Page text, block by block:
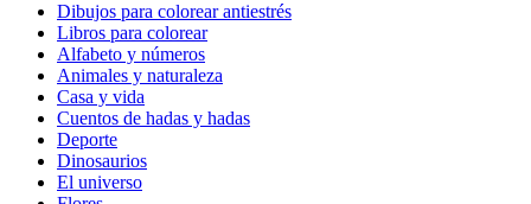
Dibujos para colorear antiestrés
Libros para colorear
Alfabeto y números
Animales y naturaleza
Casa y vida
Cuentos de hadas y hadas
Deporte
Dinosaurios
El universo